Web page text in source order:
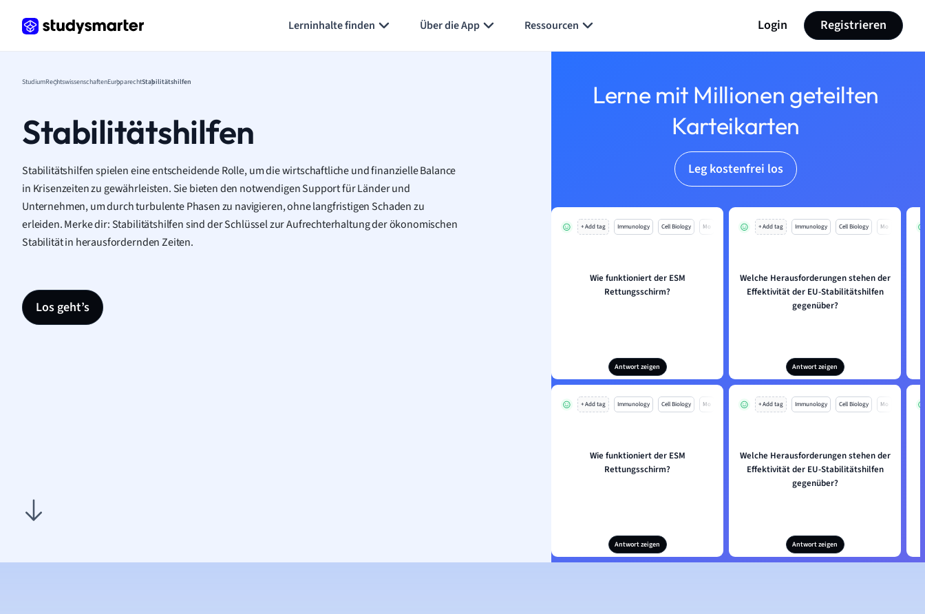
Lerninhalte finden Über die App Ressourcen Login Registrieren
StudiumRechtswissenschaftenEuroparechtStabilitätshilfen
Stabilitätshilfen
Stabilitätshilfen spielen eine entscheidende Rolle, um die wirtschaftliche und finanzielle Balance
in Krisenzeiten zu gewährleisten. Sie bieten den notwendigen Support für Länder und
Unternehmen, um durch turbulente Phasen zu navigieren, ohne langfristigen Schaden zu
erleiden. Merke dir: Stabilitätshilfen sind der Schlüssel zur Aufrechterhaltung der ökonomischen
Stabilität in herausfordernden Zeiten.
Los geht’s
Lerne mit Millionen geteilten
Karteikarten
Leg kostenfrei los
+ Add tag Immunology Cell Biology Mo
Wie funktioniert der ESM
Rettungsschirm?
Antwort zeigen
+ Add tag Immunology Cell Biology Mo
Welche Herausforderungen stehen der
Effektivität der EU-Stabilitätshilfen
gegenüber?
Antwort zeigen
+ Add tag Immunology Cell Biology Mo
Wie funktioniert der ESM
Rettungsschirm?
Antwort zeigen
+ Add tag Immunology Cell Biology Mo
Welche Herausforderungen stehen der
Effektivität der EU-Stabilitätshilfen
gegenüber?
Antwort zeigen